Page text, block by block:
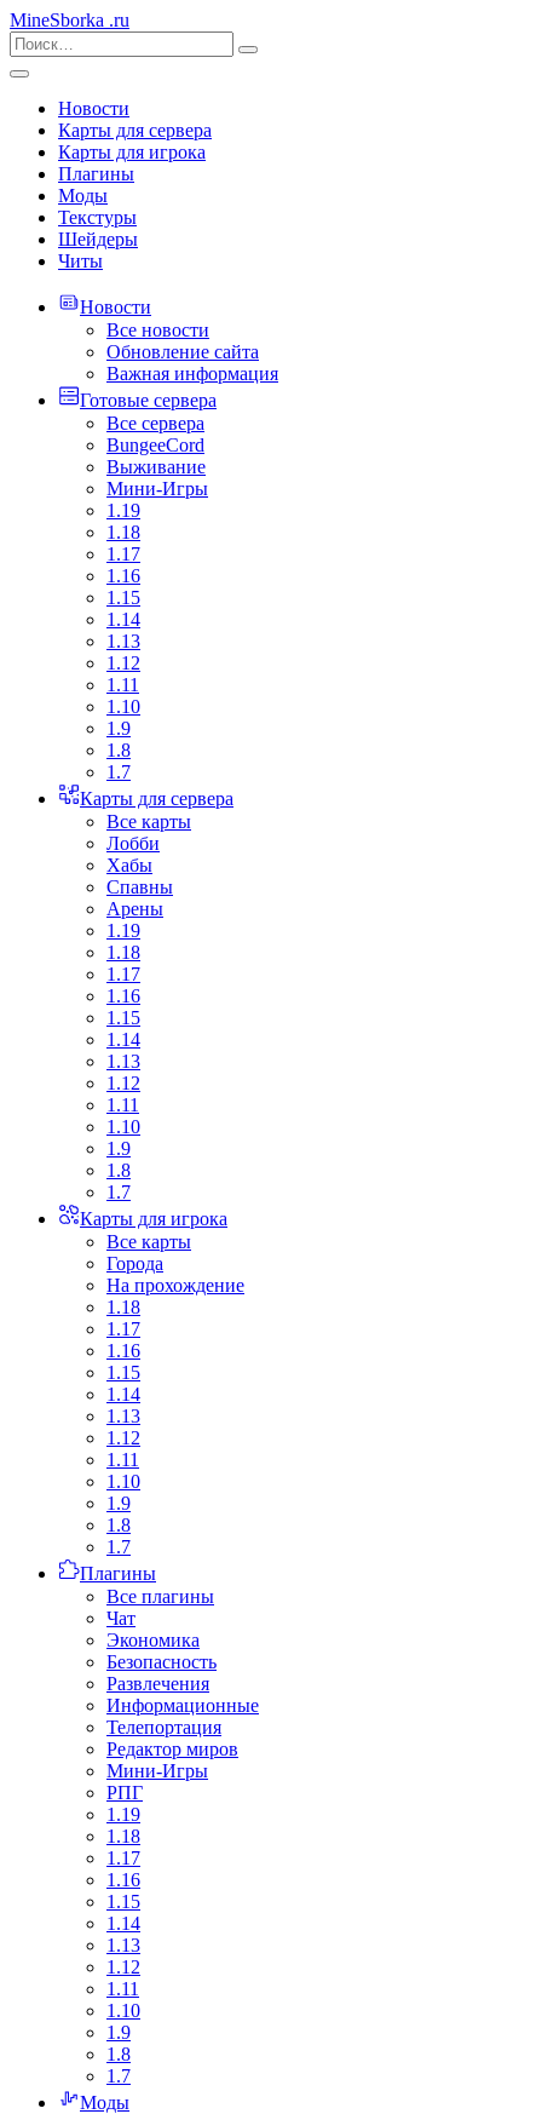
MineSborka .ru
Новости
Карты для сервера
Карты для игрока
Плагины
Моды
Текстуры
Шейдеры
Читы
Новости
Все новости
Обновление сайта
Важная информация
Готовые сервера
Все сервера
BungeeCord
Выживание
Мини-Игры
1.19
1.18
1.17
1.16
1.15
1.14
1.13
1.12
1.11
1.10
1.9
1.8
1.7
Карты для сервера
Все карты
Лобби
Хабы
Спавны
Арены
1.19
1.18
1.17
1.16
1.15
1.14
1.13
1.12
1.11
1.10
1.9
1.8
1.7
Карты для игрока
Все карты
Города
На прохождение
1.18
1.17
1.16
1.15
1.14
1.13
1.12
1.11
1.10
1.9
1.8
1.7
Плагины
Все плагины
Чат
Экономика
Безопасность
Развлечения
Информационные
Телепортация
Редактор миров
Мини-Игры
РПГ
1.19
1.18
1.17
1.16
1.15
1.14
1.13
1.12
1.11
1.10
1.9
1.8
1.7
Моды